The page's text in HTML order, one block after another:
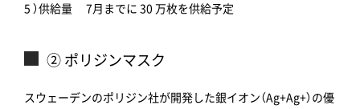
5 ）供給量 7月までに 30 万枚を供給予定
② ポリジンマスク
スウェーデンのポリジン社が開発した銀イオン（Ag+Ag+）の優